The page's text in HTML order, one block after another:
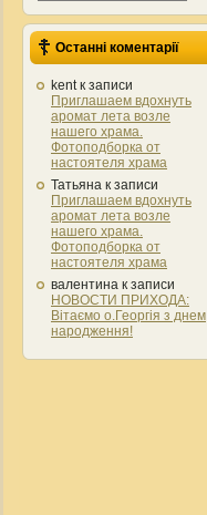
Останні коментарії
kentк записи
Приглашаем вдохнуть
аромат лета возле
нашего храма.
Фотоподборка от
настоятеля храма
Татьяна к записи
Приглашаем вдохнуть
аромат лета возле
нашего храма.
Фотоподборка от
настоятеля храма
валентина к записи
НОВОСТИ ПРИХОДА:
Вітаємо о.Георгія з днем
народження!